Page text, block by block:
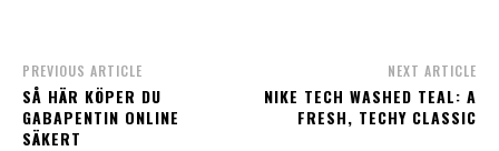
PREVIOUS ARTICLE
SÅ HÄR KÖPER DU
GABAPENTIN ONLINE
SÄKERT
NEXT ARTICLE
NIKE TECH WASHED TEAL: A
FRESH, TECHY CLASSIC